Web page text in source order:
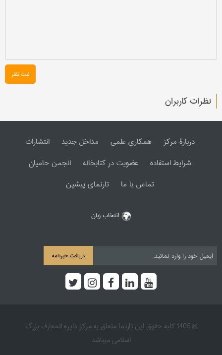
ثبت نظر
نظرات کاربران
دربارۀ مرکز همکاری علمی مداخل جدید
انتشارات
شرایط استفاده
عضویت در کتابخانه
انجمن حامیان
تماس با ما
تارنمای پیشین
انتخاب زبان
دریافت خبرنامه
© 1405 کلیه حقوق این تارنما متعلق به مرکز دایره المعارف بزرگ
اسلامی میباشد